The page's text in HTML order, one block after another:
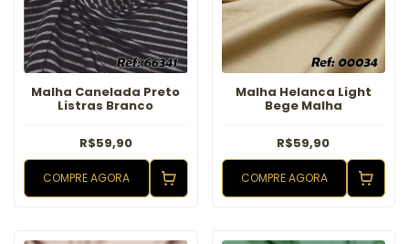
Malha Canelada Preto
Listras Branco
R$59,90
COMPRE AGORA
Malha Helanca Light
Bege Malha
R$59,90
COMPRE AGORA